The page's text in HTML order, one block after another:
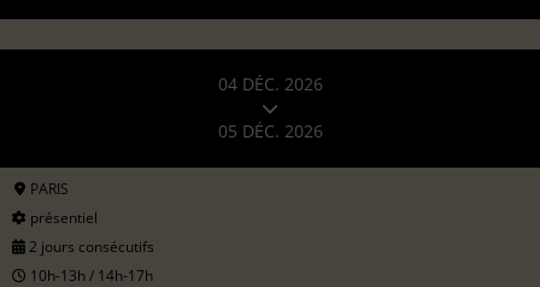
04 DÉC. 2026
05 DÉC. 2026
PARIS
présentiel
2 jours consécutifs
10h-13h / 14h-17h